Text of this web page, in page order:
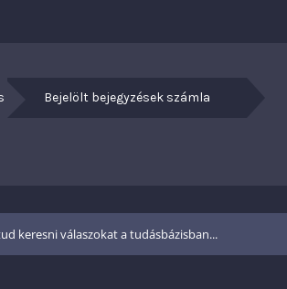
Bejelölt bejegyzések számla